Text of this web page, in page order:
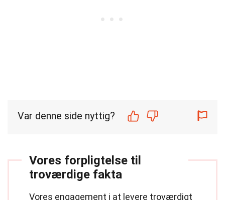
Var denne side nyttig?
Vores forpligtelse til
troværdige fakta
Vores engagement i at levere troværdigt